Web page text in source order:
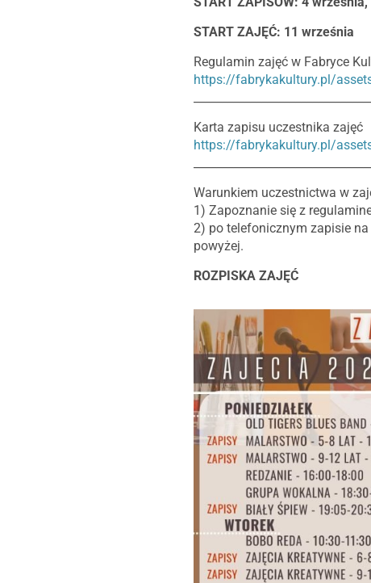
START ZAJĘĆ: 11 września
Regulamin zajęć w Fabryce
https://fabrykakultury.pl/
Karta zapisu uczestnika zajęć
https://fabrykakultury.pl/
Warunkiem uczestnictwa w
1) Zapoznanie się z
2) po telefonicznym zapisie
powyżej.
ROZPISKA ZAJĘĆ